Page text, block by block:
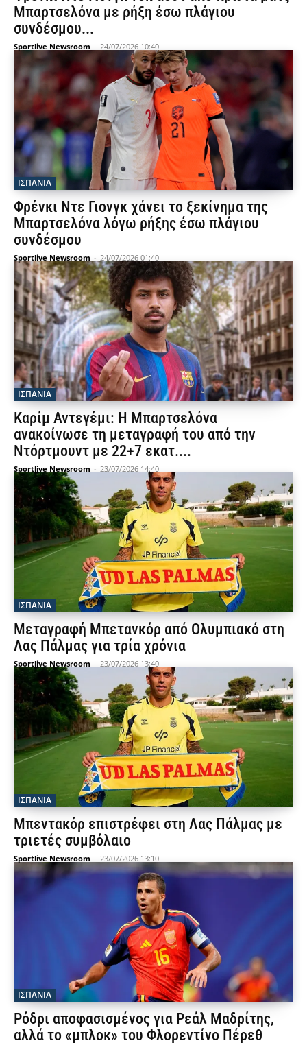
Μπαρτσελόνα με ρήξη έσω πλάγιου
συνδέσμου...
Sportlive Newsroom - 24/07/2026 10:40
ΙΣΠΑΝΙΑ
Φρένκι Ντε Γιονγκ χάνει το ξεκίνημα της
Μπαρτσελόνα λόγω ρήξης έσω πλάγιου
συνδέσμου
Sportlive Newsroom - 24/07/2026 01:40
ΙΣΠΑΝΙΑ
Καρίμ Αντεγέμι: Η Μπαρτσελόνα
ανακοίνωσε τη μεταγραφή του από την
Ντόρτμουντ με 22+7 εκατ....
Sportlive Newsroom - 23/07/2026 14:40
ΙΣΠΑΝΙΑ
Μεταγραφή Μπετανκόρ από Ολυμπιακό στη
Λας Πάλμας για τρία χρόνια
Sportlive Newsroom - 23/07/2026 13:40
ΙΣΠΑΝΙΑ
Μπεντακόρ επιστρέφει στη Λας Πάλμας με
τριετές συμβόλαιο
Sportlive Newsroom - 23/07/2026 13:10
ΙΣΠΑΝΙΑ
Ρόδρι αποφασισμένος για Ρεάλ Μαδρίτης,
αλλά το «μπλοκ» του Φλορεντίνο Πέρεθ